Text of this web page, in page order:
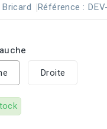
Bricard Référence :
Droite